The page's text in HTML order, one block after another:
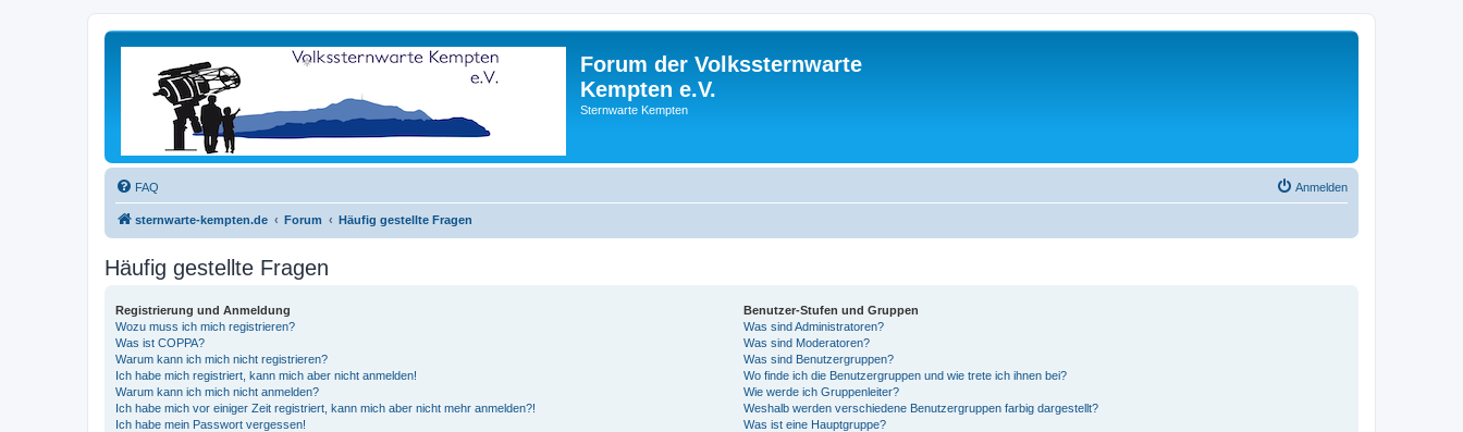
Forum der Volkssternwarte
Kempten e.V.
Sternwarte Kempten
FAQ Anmelden
sternwarte-kempten.de Forum Häufig gestellte Fragen
Häufig gestellte Fragen
Registrierung und Anmeldung
Wozu muss ich mich registrieren?
Was ist COPPA?
Warum kann ich mich nicht registrieren?
Ich habe mich registriert, kann mich aber nicht anmelden!
Warum kann ich mich nicht anmelden?
Ich habe mich vor einiger Zeit registriert, kann mich aber nicht mehr anmelden?!
Ich habe mein Passwort vergessen!
Benutzer-Stufen und Gruppen
Was sind Administratoren?
Was sind Moderatoren?
Was sind Benutzergruppen?
Wo finde ich die Benutzergruppen und wie trete ich ihnen bei?
Wie werde ich Gruppenleiter?
Weshalb werden verschiedene Benutzergruppen farbig dargestellt?
Was ist eine Hauptgruppe?